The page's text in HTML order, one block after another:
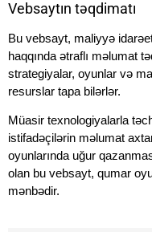
Vebsaytın təqdimatı
Bu vebsayt, maliyyə
haqqında ətraflı məlumat
strategiyalar, oyunlar və
resurslar tapa bilərlər.
Müasir texnologiyalarla
istifadəçilərin məlumat
oyunlarında uğur
olan bu vebsayt, qumar
mənbədir.